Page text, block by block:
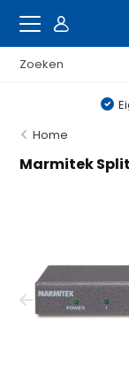
Home
Marmitek Split